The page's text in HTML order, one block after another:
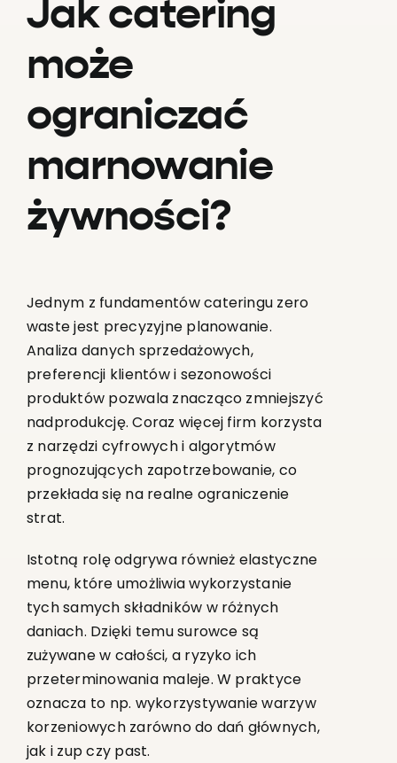
Jak catering
może
ograniczać
marnowanie
żywności?
Jednym z fundamentów cateringu zero
waste jest precyzyjne planowanie.
Analiza danych sprzedażowych,
preferencji klientów i sezonowości
produktów pozwala znacząco zmniejszyć
nadprodukcję. Coraz więcej firm korzysta
z narzędzi cyfrowych i algorytmów
prognozujących zapotrzebowanie, co
przekłada się na realne ograniczenie
strat.
Istotną rolę odgrywa również elastyczne
menu, które umożliwia wykorzystanie
tych samych składników w różnych
daniach. Dzięki temu surowce są
zużywane w całości, a ryzyko ich
przeterminowania maleje. W praktyce
oznacza to np. wykorzystywanie warzyw
korzeniowych zarówno do dań głównych,
jak i zup czy past.